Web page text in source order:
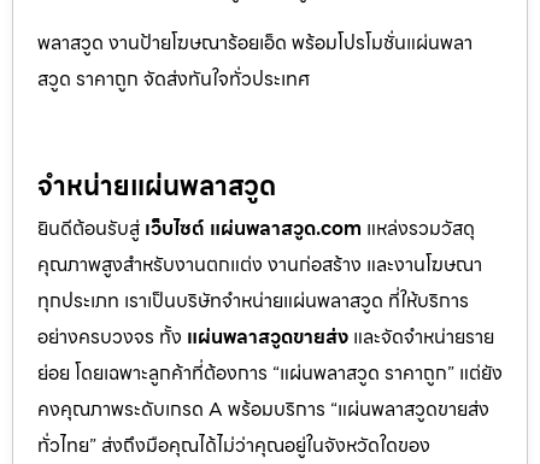
พลาสวูด งานป้ายโฆษณาร้อยเอ็ด พร้อมโปรโมชั่นแผ่นพลา
สวูด ราคาถูก จัดส่งทันใจทั่วประเทศ
จำหน่ายแผ่นพลาสวูด
ยินดีต้อนรับสู่ เว็บไซต์ แผ่นพลาสวูด.com แหล่งรวมวัสดุ
คุณภาพสูงสำหรับงานตกแต่ง งานก่อสร้าง และงานโฆษณา
ทุกประเภท เราเป็นบริษัทจำหน่ายแผ่นพลาสวูด ที่ให้บริการ
อย่างครบวงจร ทั้ง แผ่นพลาสวูดขายส่ง และจัดจำหน่ายราย
ย่อย โดยเฉพาะลูกค้าที่ต้องการ “แผ่นพลาสวูด ราคาถูก” แต่ยัง
คงคุณภาพระดับเกรด A พร้อมบริการ “แผ่นพลาสวูดขายส่ง
ทั่วไทย” ส่งถึงมือคุณได้ไม่ว่าคุณอยู่ในจังหวัดใดของ